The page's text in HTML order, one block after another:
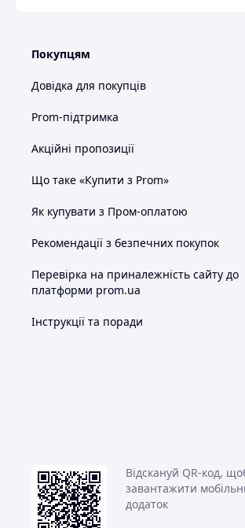
Покупцям
Довідка для покупців
Prom-підтримка
Акційні пропозиції
Що таке «Купити з Prom»
Як купувати з Пром-оплатою
Рекомендації з безпечних покупок
Перевірка на приналежність сайту до
платформи prom.ua
Інструкції та поради
Відскануй QR-код,
завантажити
додаток